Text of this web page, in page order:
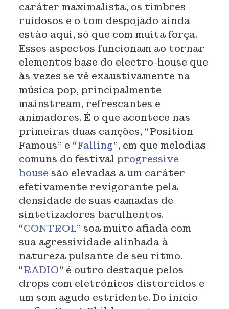
caráter maximalista, os timbres
ruidosos e o tom despojado ainda
estão aqui, só que com muita força.
Esses aspectos funcionam ao tornar
elementos base do electro-house que
às vezes se vê exaustivamente na
música pop, principalmente
mainstream, refrescantes e
animadores. É o que acontece nas
primeiras duas canções, “Position
Famous” e “Falling”, em que melodias
comuns do festival progressive
house são elevadas a um caráter
efetivamente revigorante pela
densidade de suas camadas de
sintetizadores barulhentos.
“CONTROL” soa muito afiada com
sua agressividade alinhada à
natureza pulsante de seu ritmo.
“RADIO” é outro destaque pelos
drops com eletrônicos distorcidos e
um som agudo estridente. Do início